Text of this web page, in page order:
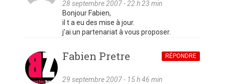
28 septembre 2007 - 22 h 23 min
Bonjour Fabien,
il t a eu des mise à jour.
j’ai un partenariat à vous proposer.
Fabien Pretre
29 septembre 2007 - 15 h 46 min
RÉPONDRE